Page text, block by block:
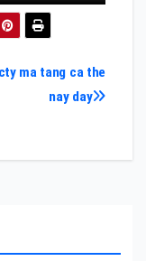
ma tang ca the
nay day